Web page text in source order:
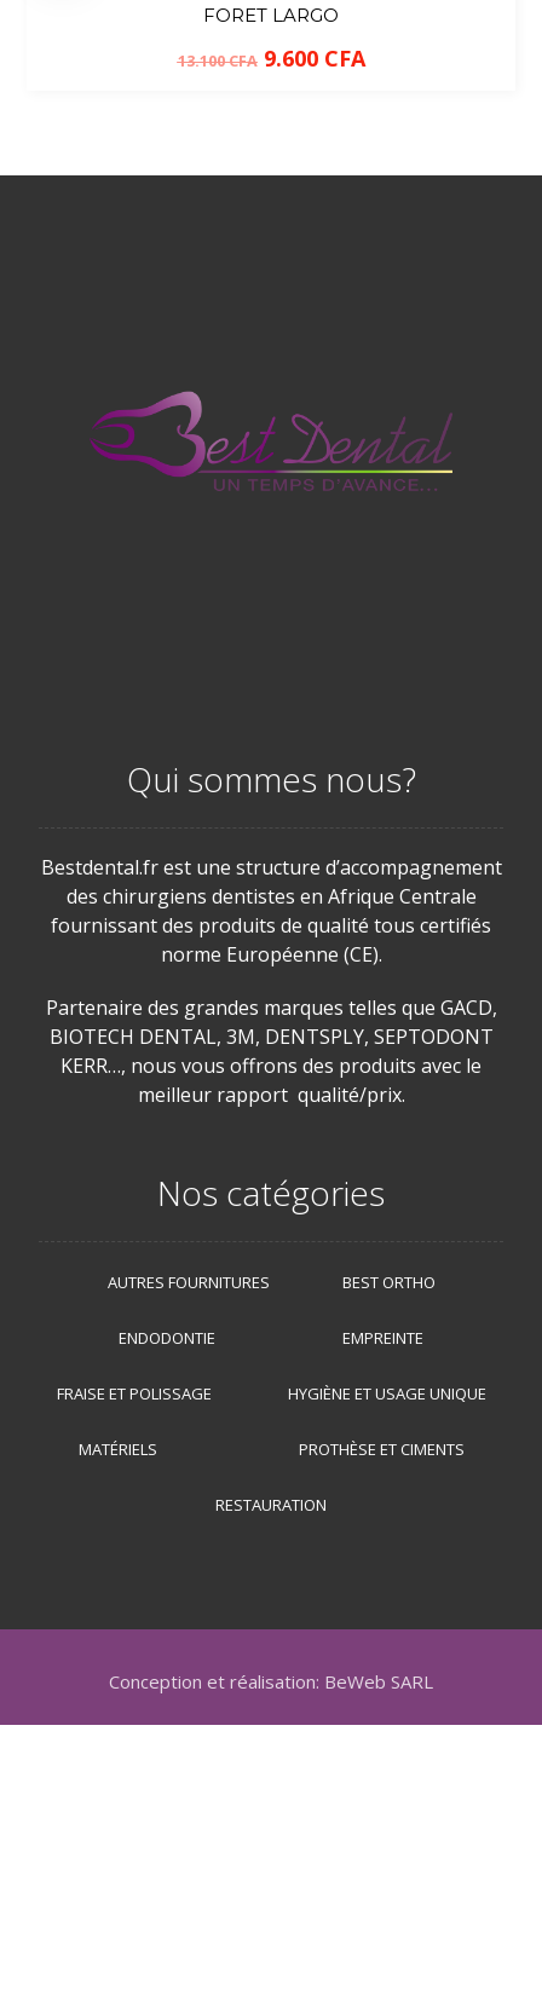
FORET LARGO
13.100CFA 9.600 CFA
Qui sommes nous?
Bestdental.fr est une structure d’accompagnement
des chirurgiens dentistes en Afrique Centrale
fournissant des produits de qualité tous certifiés
norme Européenne (CE).
Partenaire des grandes marques telles que GACD,
BIOTECH DENTAL, 3M, DENTSPLY, SEPTODONT
KERR…, nous vous offrons des produits avec le
meilleur rapport qualité/prix.
Nos catégories
AUTRES FOURNITURES BEST ORTHO
ENDODONTIE EMPREINTE
FRAISE ET POLISSAGE HYGIÈNE ET USAGE UNIQUE
MATÉRIELS PROTHÈSE ET CIMENTS
RESTAURATION
Conception et réalisation: BeWeb SARL